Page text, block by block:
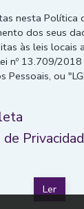
nesta Política
dos seus
às leis locais
nº 13.709/2018
Pessoais, ou
Ler